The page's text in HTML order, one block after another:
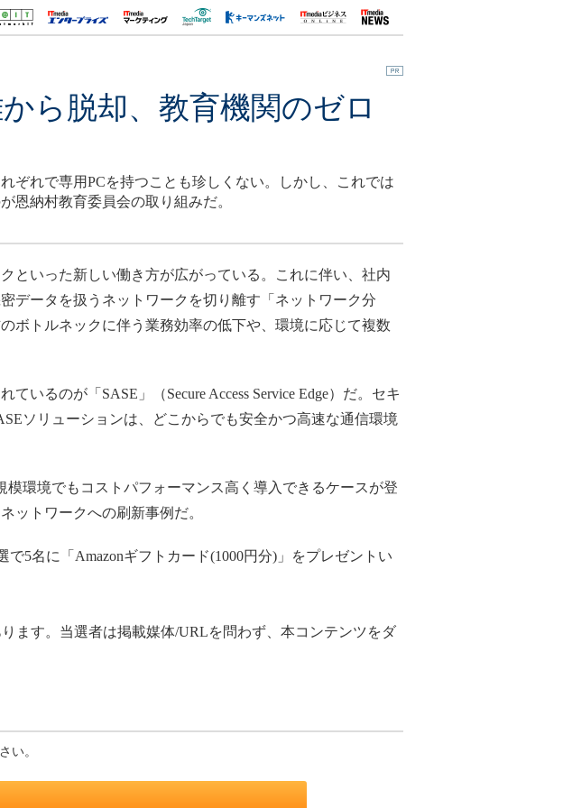
ら脱却、教育機関のゼロ
ぞれで専用PCを持つことも珍しくない。しかし、これでは
恩納村教育委員会の取り組みだ。
といった新しい働き方が広がっている。これに伴い、社内
データを扱うネットワークを切り離す「ネットワーク分
ボトルネックに伴う業務効率の低下や、環境に応じて複数
るのが「SASE」（Secure Access Service Edge）だ。セキ
ソリューションは、どこからでも安全かつ高速な通信環境
環境でもコストパフォーマンス高く導入できるケースが登
ットワークへの刷新事例だ。
5名に「Amazonギフトカード(1000円分)」をプレゼントい
ます。当選者は掲載媒体/URLを問わず、本コンテンツをダ
い。